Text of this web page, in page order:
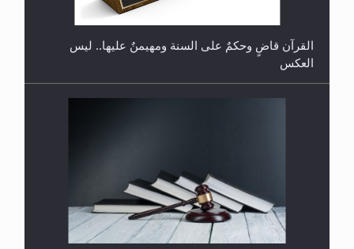
القرآن قاضٍ وحكمٌ على السنة ومهيمنٌ عليها.. ليس
العكس